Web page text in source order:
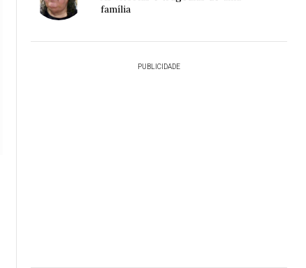
família
PUBLICIDADE